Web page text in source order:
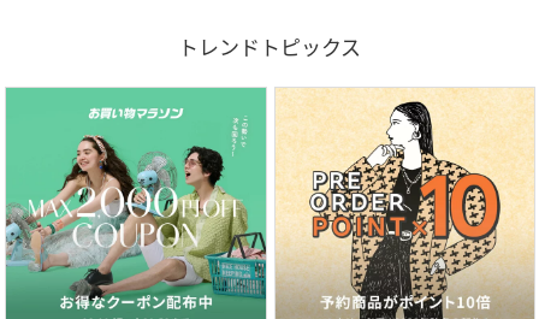
トレンドトピックス